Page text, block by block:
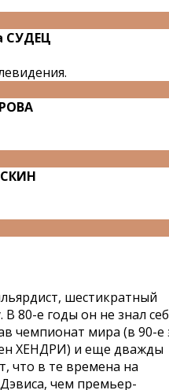
СУДЕЦ
шестикратный
80-е годы он не знал
чемпионат мира (в 90-е
ХЕНДРИ) и еще дважды
что в те времена на
чем премьер-